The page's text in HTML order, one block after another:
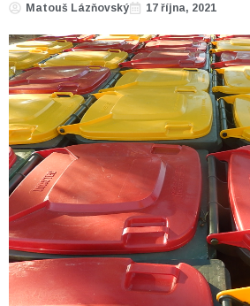
Matouš Lázňovský 17 října, 2021